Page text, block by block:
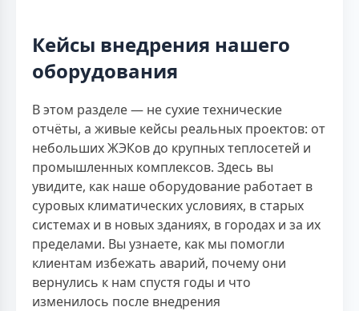
Кейсы внедрения нашего
оборудования
В этом разделе — не сухие технические
отчёты, а живые кейсы реальных проектов: от
небольших ЖЭКов до крупных теплосетей и
промышленных комплексов. Здесь вы
увидите, как наше оборудование работает в
суровых климатических условиях, в старых
системах и в новых зданиях, в городах и за их
пределами. Вы узнаете, как мы помогли
клиентам избежать аварий, почему они
вернулись к нам спустя годы и что
изменилось после внедрения